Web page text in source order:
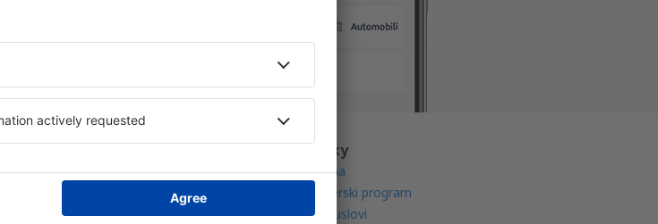
Avio kompanije
Wizz Air
Pegasus Airlines
O eSky
O nama
Partnerski program
Opšti uslovi